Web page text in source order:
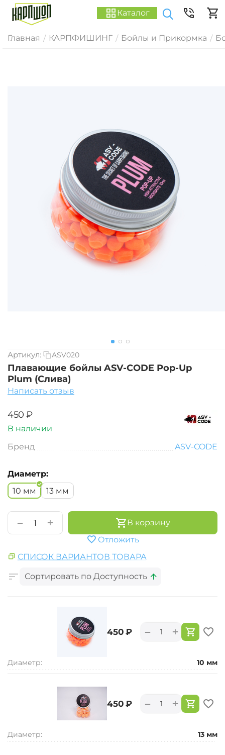
Каталог
Главная / КАРПФИШИНГ / Бойлы и Прикормка /
Артикул: ASV020
Плавающие бойлы ASV-CODE Pop-Up
Plum (Слива)
Написать отзыв
‍450‍ ₽
В наличии
Бренд
ASV-CODE
Диаметр:
10 мм
13 мм
+
−
В корзину
Отложить
СПИСОК ВАРИАНТОВ ТОВАРА
Сортировать по Доступность
‍450‍ ₽ +
−
Диаметр: 10 мм
‍450‍ ₽ +
−
Диаметр: 13 мм